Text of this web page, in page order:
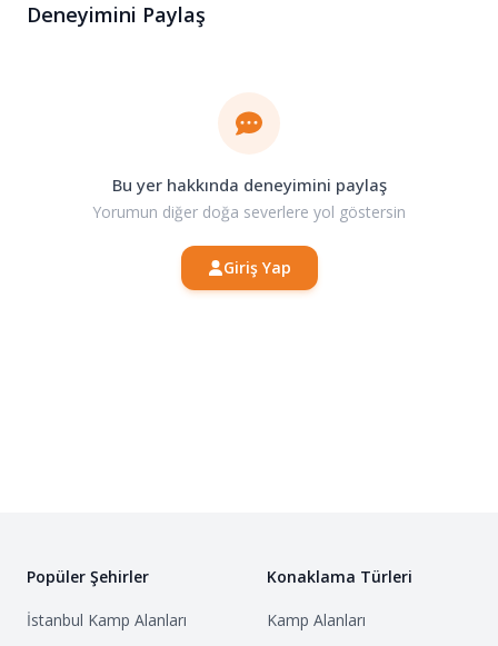
Deneyimini Paylaş
Bu yer hakkında deneyimini paylaş
Yorumun diğer doğa severlere yol göstersin
Giriş Yap
Popüler Şehirler
İstanbul Kamp Alanları
Konaklama Türleri
Kamp Alanları